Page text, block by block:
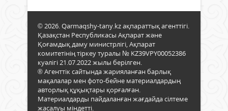
© 2026. Qarmaqshy-tany.kz ақпараттық агенттігі.
Қазақстан Республикасы Ақпарат және
Қоғамдық даму министрлігі, Ақпарат
комитетінің тіркеу туралы № KZ39VPY00052386
куәлігі 21.07.2022 жылы берілген.
® Агенттік сайтында жарияланған барлық
мақалалар мен фото-бейне материалдардың
авторлық құқықтары қорғалған.
Материалдарды пайдаланған жағдайда сілтеме
жасалуы міндетті.